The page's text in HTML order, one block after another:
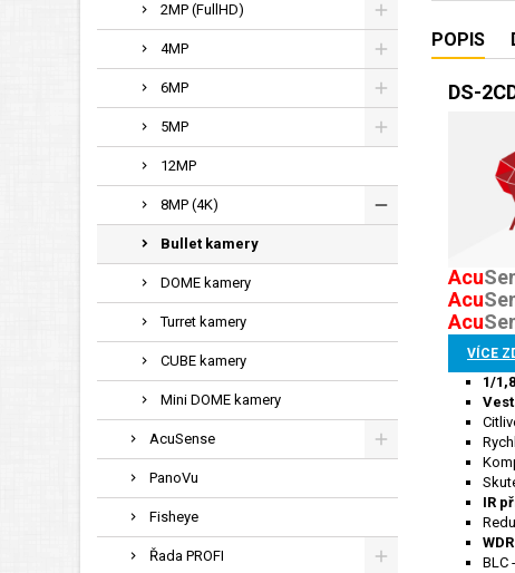
2MP (FullHD)
4MP
6MP
5MP
12MP
8MP (4K)
Bullet kamery
DOME kamery
Turret kamery
CUBE kamery
Mini DOME kamery
AcuSense
PanoVu
Fisheye
Řada PROFI
POPIS
DS-
Acu
Acu
AcuS
VÍCE
1/
IR
BLC